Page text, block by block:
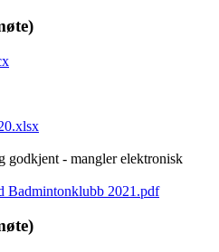
godkjent - mangler elektronisk
Badmintonklubb 2021.pdf